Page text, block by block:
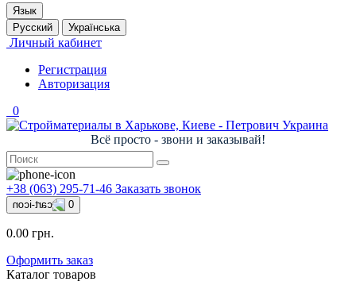
Язык
Русский
Українська
Личный кабинет
Регистрация
Авторизация
0
Всё просто - звони и заказывай!
+38 (063) 295-71-46 Заказать звонок
0
0.00 грн.
Оформить заказ
Каталог товаров